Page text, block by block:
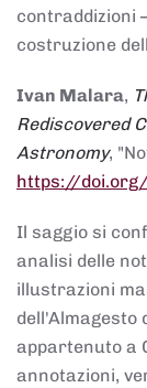
contraddizioni
costruzione
Ivan Malara,
Rediscovered
Astronomy,
https://
Il saggio si
analisi delle
illustrazioni
dell'Almagesto
appartenuto a
annotazioni,